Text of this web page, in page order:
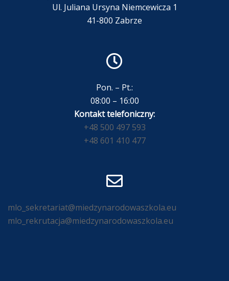
Ul. Juliana Ursyna Niemcewicza 1
41-800 Zabrze
Pon. – Pt.:
08:00 – 16:00
Kontakt telefoniczny:
+48 500 497 593
+48 601 410 477
mlo_sekretariat@miedzynarodowaszkola.eu
mlo_rekrutacja@miedzynarodowaszkola.eu